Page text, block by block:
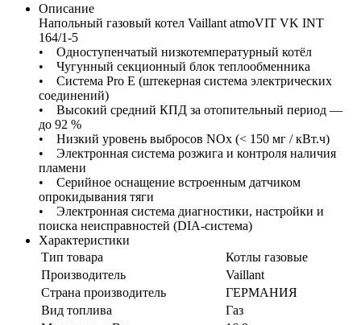
Описание
Напольный газовый котел Vaillant atmoVIT VK INT
164/1-5
• Одноступенчатый низкотемпературный котёл
• Чугунный секционный блок теплообменника
• Система Pro E (штекерная система электрических
соединений)
• Высокий средний КПД за отопительный период —
до 92 %
• Низкий уровень выбросов NOx (< 150 мг / кВт.ч)
• Электронная система розжига и контроля наличия
пламени
• Серийное оснащение встроенным датчиком
опрокидывания тяги
• Электронная система диагностики, настройки и
поиска неисправностей (DIA-система)
Характеристики
Тип товара
Котлы газовые
Производитель
Vaillant
Страна производитель
ГЕРМАНИЯ
Вид топлива
Газ